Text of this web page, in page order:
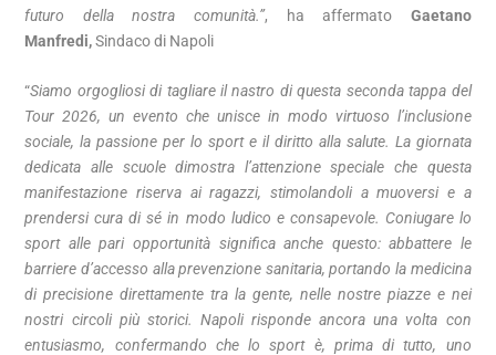
futuro della nostra comunità.”, ha affermato Gaetano
Manfredi,Sindaco di Napoli
“Siamo orgogliosi di tagliare il nastro di questa seconda tappa del
Tour 2026, un evento che unisce in modo virtuoso l’inclusione
sociale, la passione per lo sport e il diritto alla salute. La giornata
dedicata alle scuole dimostra l’attenzione speciale che questa
manifestazione riserva ai ragazzi, stimolandoli a muoversi e a
prendersi cura di sé in modo ludico e consapevole. Coniugare lo
sport alle pari opportunità significa anche questo: abbattere le
barriere d’accesso alla prevenzione sanitaria, portando la medicina
di precisione direttamente tra la gente, nelle nostre piazze e nei
nostri circoli più storici. Napoli risponde ancora una volta con
entusiasmo, confermando che lo sport è, prima di tutto, uno